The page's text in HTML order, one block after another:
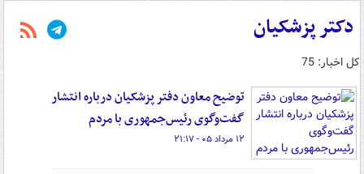
دکتر پزشکیان
کل اخبار: 75
توضیح معاون دفتر پزشکیان درباره انتشار
گفت‌وگوی رئیس‌جمهوری با مردم
۱۲ مرداد ۰۵ - ۲۱:۱۷